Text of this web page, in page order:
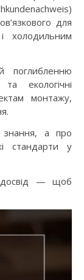
для
холодильним
поглибленню
екологічні
монтажу,
а про
стандарти у
досвід — щоб